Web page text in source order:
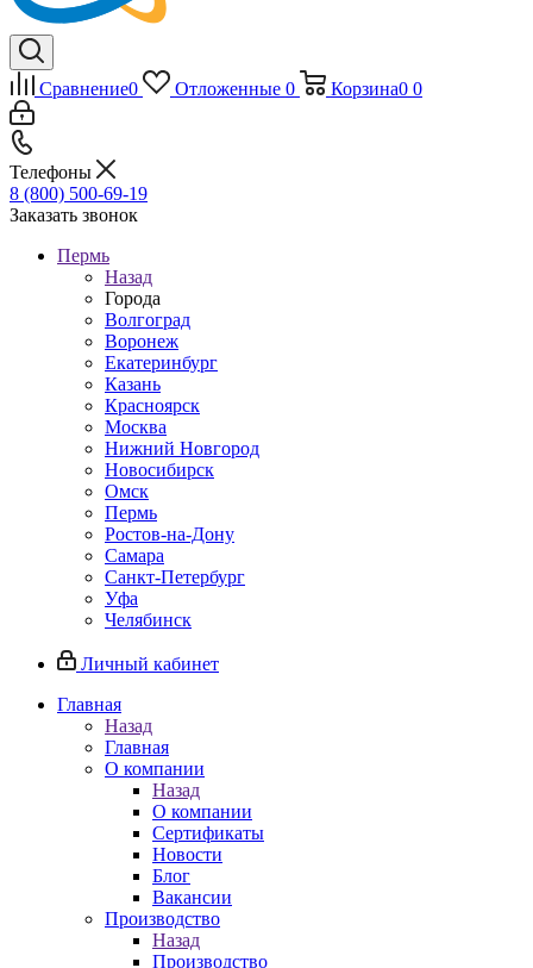
Сравнение0 Отложенные 0 Корзина0 0
Телефоны
8 (800) 500-69-19
Заказать звонок
Пермь
Назад
Города
Волгоград
Воронеж
Екатеринбург
Казань
Красноярск
Москва
Нижний Новгород
Новосибирск
Омск
Пермь
Ростов-на-Дону
Самара
Санкт-Петербург
Уфа
Челябинск
Личный кабинет
Главная
Назад
Главная
О компании
Назад
О компании
Сертификаты
Новости
Блог
Вакансии
Производство
Назад
Производство